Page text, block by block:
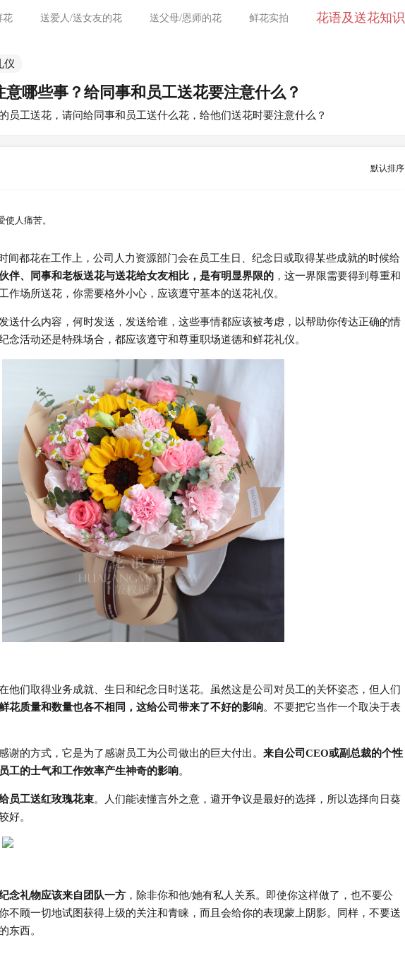
花 送爱人/送女友的花 送父母/恩师的花 鲜花实拍 花语及送花知识
仪
哪些事？给同事和员工送花要注意什么？
员工送花，请问给同事和员工送什么花，给他们送花时要注意什么？
默认排序
人痛苦。
间都花在工作上，公司人力资源部门会在员工生日、纪念日或取得某些成就的时候给
伴、同事和老板送花与送花给女友相比，是有明显界限的 ，这一界限需要得到尊重和
作场所送花，你需要格外小心，应该遵守基本的送花礼仪。
送什么内容，何时发送，发送给谁，这些事情都应该被考虑，以帮助你传达正确的情
念活动还是特殊场合，都应该遵守和尊重职场道德和鲜花礼仪。
他们取得业务成就、生日和纪念日时送花。虽然这是公司对员工的关怀姿态，但人们
花质量和数量也各不相同，这给公司带来了不好的影响。不要把它当作一个取决于表
谢的方式，它是为了感谢员工为公司做出的巨大付出。 来自公司CEO或副总裁的个性
工的士气和工作效率产生神奇的影响。
员工送红玫瑰花束。人们能读懂言外之意，避开争议是最好的选择，所以选择向日葵
好。
念礼物应该来自团队一方 ，除非你和他/她有私人关系。即使你这样做了，也不要公
不顾一切地试图获得上级的关注和青睐，而且会给你的表现蒙上阴影。同样，不要送
东西。